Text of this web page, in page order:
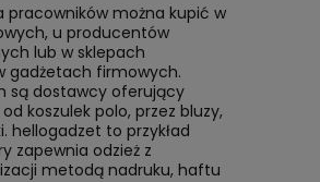
pracowników można kupić w
u producentów
lub w sklepach
gadżetach firmowych.
są dostawcy oferujący
koszulek polo, przez bluzy,
hellogadzet to przykład
zapewnia odzież z
metodą nadruku, haftu